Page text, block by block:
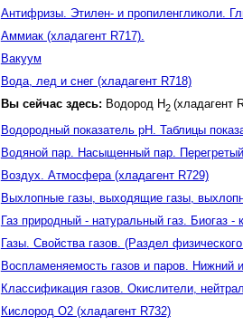
Антифризы. Этилен- и пропиленгликоли.
Аммиак (хладагент R717).
Вакуум
Вода, лед и снег (хладагент R718)
Вы сейчас здесь: Водород H2 (хладагент
Водородный показатель pH. Таблицы
Водяной пар. Насыщенный пар.
Воздух. Атмосфера (хладагент R729)
Выхлопные газы, выходящие газы,
Газ природный - натуральный газ. Биогаз
Газы. Свойства газов. (Раздел
Воспламеняемость газов и паров. Нижний
Классификация газов. Окислители,
Кислород O2 (хладагент R732)